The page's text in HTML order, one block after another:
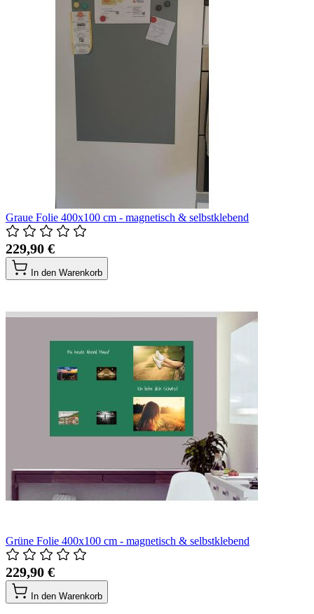
Graue Folie 400x100 cm - magnetisch & selbstklebend
229,90 €
In den Warenkorb
Grüne Folie 400x100 cm - magnetisch & selbstklebend
229,90 €
In den Warenkorb